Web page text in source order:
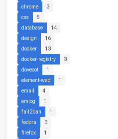
chrome
3
css
5
database
14
design
16
docker
13
docker-registry
3
dovecot
1
element-web
1
email
4
emlog
1
fail2ban
1
fedora
3
firefox
1